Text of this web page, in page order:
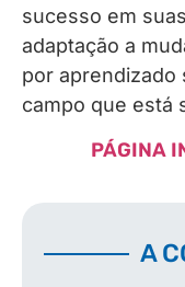
sucesso em
adaptação a
por aprendizado
campo que está
PÁGINA
A